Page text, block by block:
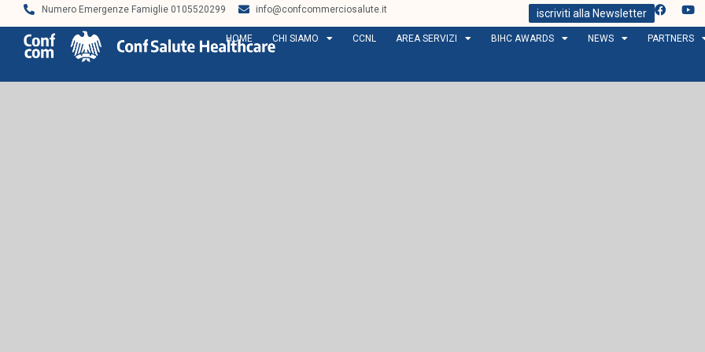
Numero Emergenze Famiglie 0105520299 info@confcommerciosalute.it iscriviti alla Newsletter
HOME CHI SIAMO CCNL AREA SERVIZI BIHC AWARDS NEWS PARTNERS